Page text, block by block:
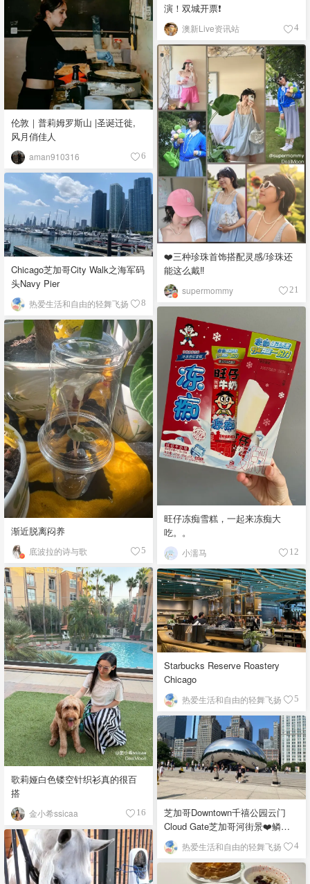
演！双城开票❗️
澳新Live资讯站 4
伦敦｜普莉姆罗斯山 |圣诞迁徙,
风月俏佳人
aman910316 6
❤️三种珍珠首饰搭配灵感/珍珠还
能这么戴‼️
supermommy 21
Chicago芝加哥City Walk之海军码
头Navy Pier
热爱生活和自由的轻舞飞扬 8
旺仔冻痴雪糕，一起来冻痴大
吃。。
小濡马 12
渐近脱离闷养
底波拉的诗与歌 5
歌莉娅白色镂空针织衫真的很百
搭
金小希ssicaa 16
Starbucks Reserve Roastery
Chicago
热爱生活和自由的轻舞飞扬 5
芝加哥Downtown千禧公园云门
Cloud Gate芝加哥河街景❤️鳞次
栉比的高楼
热爱生活和自由的轻舞飞扬 4